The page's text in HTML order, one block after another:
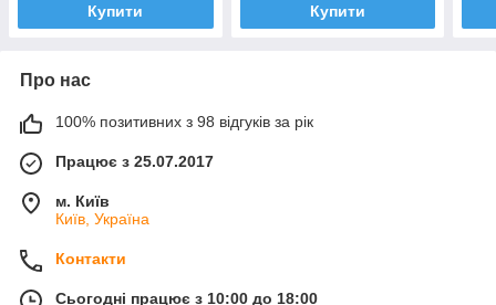
Купити Купити
Про нас
100% позитивних з 98 відгуків за рік
Працює з 25.07.2017
м. Київ
Київ, Україна
Контакти
Сьогодні працює з 10:00 до 18:00